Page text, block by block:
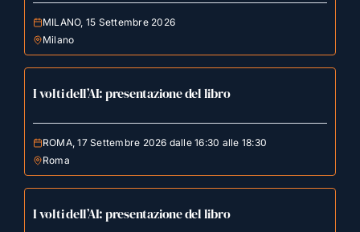
MILANO, 15 Settembre 2026
Milano
I volti dell’AI: presentazione del libro
ROMA, 17 Settembre 2026 dalle 16:30 alle 18:30
Roma
I volti dell’AI: presentazione del libro